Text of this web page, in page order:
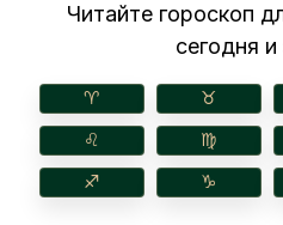
Читайте гороскоп
сегодня и
♈︎ ♉︎
♌︎ ♍︎
♐︎ ♑︎